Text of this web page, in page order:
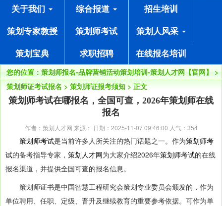
关于我们 综合报道
招生培训
策划专家教授
策划师考试
策划人风采
策划宝典
求职招聘 在线报名培训
您的位置： 策划师报名-品牌营销活动策划培训-策划人才网【官网】
>
策划师证考试报名 > 策划师证报考须知 > 正文
策划师考试在哪报名，全国可查，2026年策划师在线
报名
作者：策划人才网 来源： 日期：2025-11-07 09:46:00 人气： 354
策划师考试是当前许多人所关注的热门话题之一。作为策划师考
试的备考指导专家， 策划人才网为大家介绍2026年策划师考试的在线
报名渠道，并提供全国可查的报名信息。
策划师证书是中国智慧工程研究会策划专业委员会颁发的，作为
单位聘用、任职、定级、晋升及继续教育的重要参考依据。可作为单